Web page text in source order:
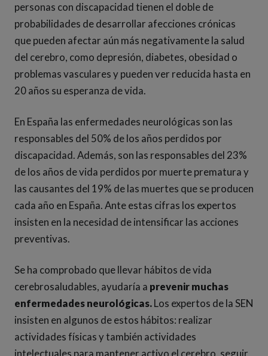
personas con discapacidad tienen el doble de
probabilidades de desarrollar afecciones crónicas
que pueden afectar aún más negativamente la salud
del cerebro, como depresión, diabetes, obesidad o
problemas vasculares y pueden ver reducida hasta en
20 años su esperanza de vida.
En España las enfermedades neurológicas son las
responsables del 50% de los años perdidos por
discapacidad. Además, son las responsables del 23%
de los años de vida perdidos por muerte prematura y
las causantes del 19% de las muertes que se producen
cada año en España. Ante estas cifras los expertos
insisten en la necesidad de intensificar las acciones
preventivas.
Se ha comprobado que llevar hábitos de vida
cerebrosaludables, ayudaría a prevenir muchas
enfermedades neurológicas.Los expertos de la SEN
insisten en algunos de estos hábitos: realizar
actividades físicas y también actividades
intelectuales para mantener activo el cerebro, seguir